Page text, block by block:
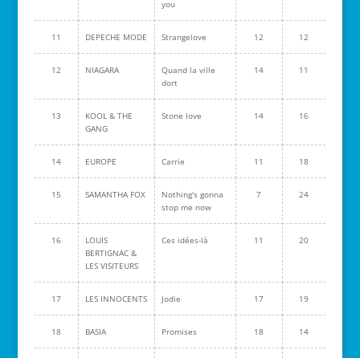
you
11 DEPECHE MODE Strangelove 12 12
12 NIAGARA
Quand la ville
dort
14 11
13
KOOL & THE
GANG
Stone love 14 16
14 EUROPE Carrie 11 18
15 SAMANTHA FOX
Nothing's gonna
stop me now
7 24
16
LOUIS
BERTIGNAC &
LES VISITEURS
Ces idées-là 11 20
17 LES INNOCENTS Jodie 17 19
18 BASIA Promises 18 14